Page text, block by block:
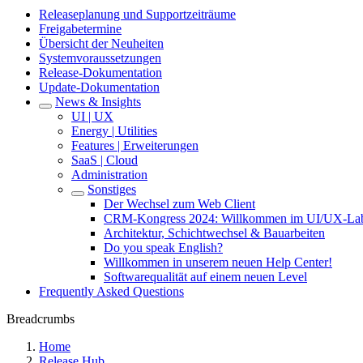
Releaseplanung und Supportzeiträume
Freigabetermine
Übersicht der Neuheiten
Systemvoraussetzungen
Release-Dokumentation
Update-Dokumentation
News & Insights
UI | UX
Energy | Utilities
Features | Erweiterungen
SaaS | Cloud
Administration
Sonstiges
Der Wechsel zum Web Client
CRM-Kongress 2024: Willkommen im UI/UX-
Architektur, Schichtwechsel & Bauarbeiten
Do you speak English?
Willkommen in unserem neuen Help Center!
Softwarequalität auf einem neuen Level
Frequently Asked Questions
Breadcrumbs
Home